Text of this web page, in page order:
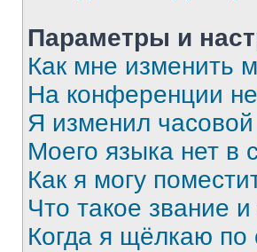
Параметры и
Как мне изменить
На конференции
Я изменил
Моего языка нет в
Как я могу
Что такое звание
Когда я щёлкаю по